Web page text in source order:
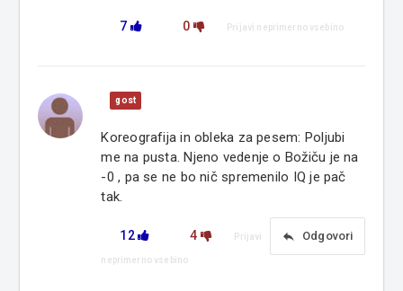
7 0 Prijavi neprimerno vsebino
gost
Koreografija in obleka za pesem: Poljubi
me na pusta. Njeno vedenje o Božiču je na
-0 , pa se ne bo nič spremenilo IQ je pač
tak.
12 4 reply Odgovori
Prijavi
neprimerno vsebino